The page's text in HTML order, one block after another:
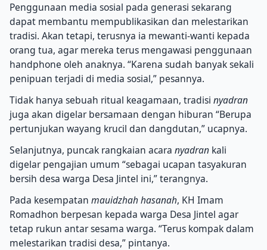
Penggunaan media sosial pada generasi sekarang
dapat membantu mempublikasikan dan melestarikan
tradisi. Akan tetapi, terusnya ia mewanti-wanti kepada
orang tua, agar mereka terus mengawasi penggunaan
handphone oleh anaknya. “Karena sudah banyak sekali
penipuan terjadi di media sosial,” pesannya.
Tidak hanya sebuah ritual keagamaan, tradisi nyadran
juga akan digelar bersamaan dengan hiburan “Berupa
pertunjukan wayang krucil dan dangdutan,” ucapnya.
Selanjutnya, puncak rangkaian acara nyadran kali
digelar pengajian umum “sebagai ucapan tasyakuran
bersih desa warga Desa Jintel ini,” terangnya.
Pada kesempatan mauidzhah hasanah, KH Imam
Romadhon berpesan kepada warga Desa Jintel agar
tetap rukun antar sesama warga. “Terus kompak dalam
melestarikan tradisi desa,” pintanya.